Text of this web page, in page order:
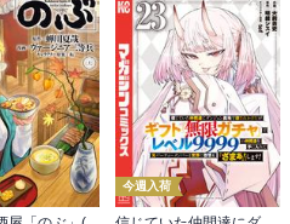
今週入荷